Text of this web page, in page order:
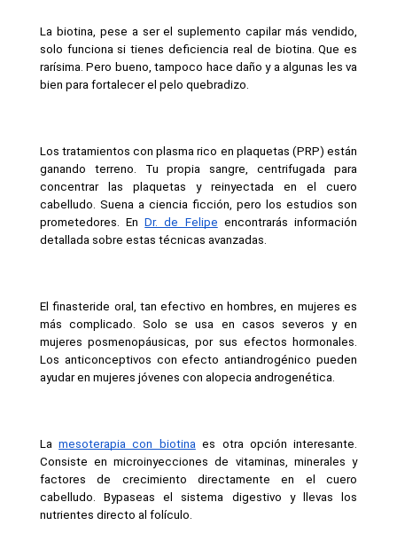
La biotina, pese a ser el suplemento capilar más vendido,
solo funciona si tienes deficiencia real de biotina. Que es
rarísima. Pero bueno, tampoco hace daño y a algunas les va
bien para fortalecer el pelo quebradizo.
Los tratamientos con plasma rico en plaquetas (PRP) están
ganando terreno. Tu propia sangre, centrifugada para
concentrar las plaquetas y reinyectada en el cuero
cabelludo. Suena a ciencia ficción, pero los estudios son
prometedores. En Dr. de Felipe encontrarás información
detallada sobre estas técnicas avanzadas.
El finasteride oral, tan efectivo en hombres, en mujeres es
más complicado. Solo se usa en casos severos y en
mujeres posmenopáusicas, por sus efectos hormonales.
Los anticonceptivos con efecto antiandrogénico pueden
ayudar en mujeres jóvenes con alopecia androgenética.
La mesoterapia con biotina es otra opción interesante.
Consiste en microinyecciones de vitaminas, minerales y
factores de crecimiento directamente en el cuero
cabelludo. Bypaseas el sistema digestivo y llevas los
nutrientes directo al folículo.